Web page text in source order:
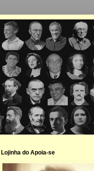
Lojinha do Apoia-se